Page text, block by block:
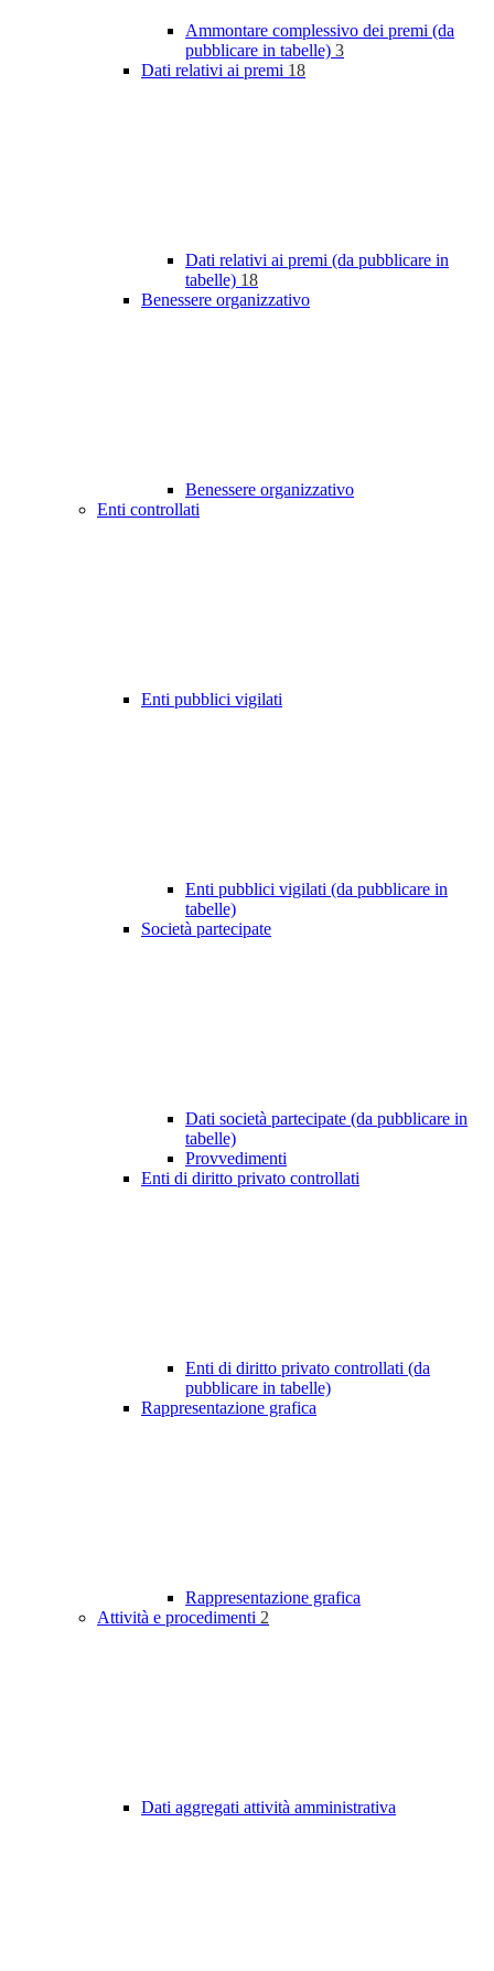
Ammontare complessivo dei premi (da
pubblicare in tabelle) 3
Dati relativi ai premi 18
Dati relativi ai premi (da pubblicare in
tabelle) 18
Benessere organizzativo
Benessere organizzativo
Enti controllati
Enti pubblici vigilati
Enti pubblici vigilati (da pubblicare in
tabelle)
Società partecipate
Dati società partecipate (da pubblicare in
tabelle)
Provvedimenti
Enti di diritto privato controllati
Enti di diritto privato controllati (da
pubblicare in tabelle)
Rappresentazione grafica
Rappresentazione grafica
Attività e procedimenti 2
Dati aggregati attività amministrativa